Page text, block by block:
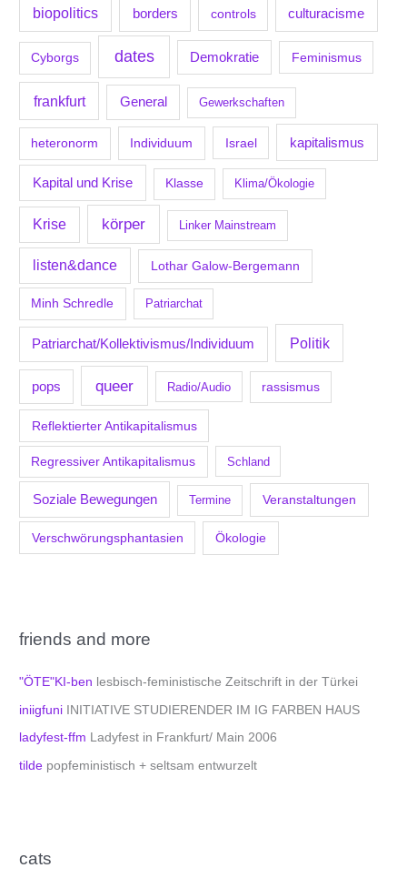
biopolitics borders controls culturacisme
Cyborgs dates Demokratie Feminismus
frankfurt General Gewerkschaften
heteronorm Individuum Israel kapitalismus
Kapital und Krise Klasse Klima/Ökologie
Krise körper Linker Mainstream
listen&dance Lothar Galow-Bergemann
Minh Schredle Patriarchat
Patriarchat/Kollektivismus/Individuum Politik
pops queer Radio/Audio rassismus
Reflektierter Antikapitalismus
Regressiver Antikapitalismus Schland
Soziale Bewegungen Termine Veranstaltungen
Verschwörungsphantasien Ökologie
friends and more
"ÖTE"KI-ben lesbisch-feministische Zeitschrift in der Türkei
iniigfuni INITIATIVE STUDIERENDER IM IG FARBEN HAUS
ladyfest-ffm Ladyfest in Frankfurt/ Main 2006
tilde popfeministisch + seltsam entwurzelt
cats